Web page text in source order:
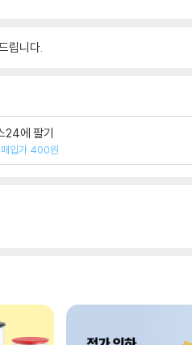
립니다.
24에 팔기
입가 400원